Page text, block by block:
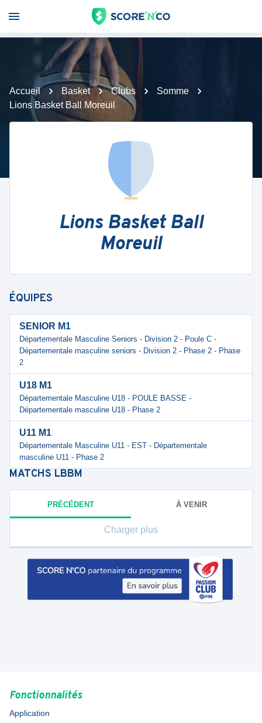
Accueil Basket Clubs
Somme
Lions Basket Ball Moreuil
Lions Basket Ball
Moreuil
ÉQUIPES
SENIOR M1
Départementale Masculine Seniors - Division 2 - Poule C -
Départementale masculine seniors - Division 2 - Phase 2 - Phase
2
U18 M1
Départementale Masculine U18 - POULE BASSE -
Départementale masculine U18 - Phase 2
U11 M1
Départementale Masculine U11 - EST - Départementale
masculine U11 - Phase 2
MATCHS LBBM
PRÉCÉDENT À VENIR
Charger plus
Fonctionnalités
Application